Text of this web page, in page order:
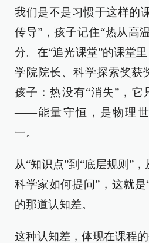
我们是不是习惯于这样
传导”，孩子记住“热从高
分。在“追光课堂”的课堂
学院院长、科学探索奖获
孩子：热没有“消失”，它
——能量守恒，是物理世
一。
从“知识点”到“底层规则”
科学家如何提问”，这就
的那道认知差。
这种认知差，体现在课程